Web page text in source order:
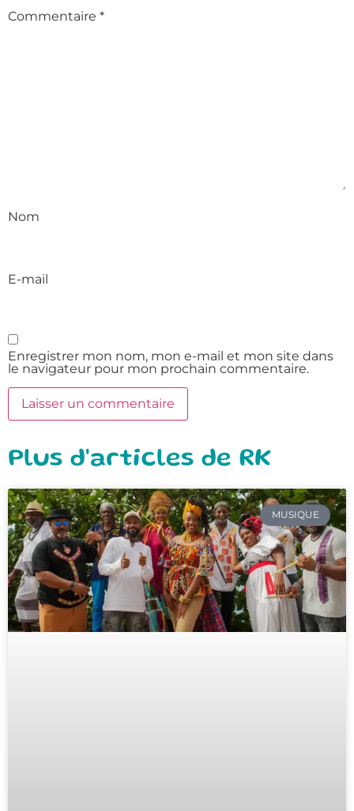
Commentaire *
Nom
E-mail
Enregistrer mon nom, mon e-mail et mon site dans
le navigateur pour mon prochain commentaire.
Plus d'articles de RK
MUSIQUE